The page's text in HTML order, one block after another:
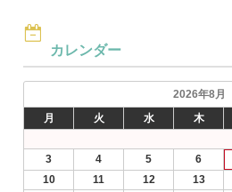
カレンダー
2026年8月
月
火 水 木
3
4 5 6
10
11 12 13